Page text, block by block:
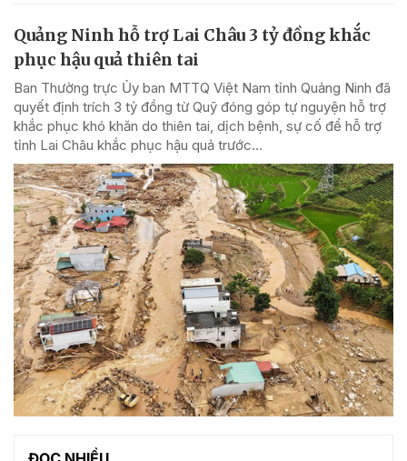
Quảng Ninh hỗ trợ Lai Châu 3 tỷ đồng khắc
phục hậu quả thiên tai
Ban Thường trực Ủy ban MTTQ Việt Nam tỉnh Quảng Ninh đã
quyết định trích 3 tỷ đồng từ Quỹ đóng góp tự nguyện hỗ trợ
khắc phục khó khăn do thiên tai, dịch bệnh, sự cố để hỗ trợ
tỉnh Lai Châu khắc phục hậu quả trước...